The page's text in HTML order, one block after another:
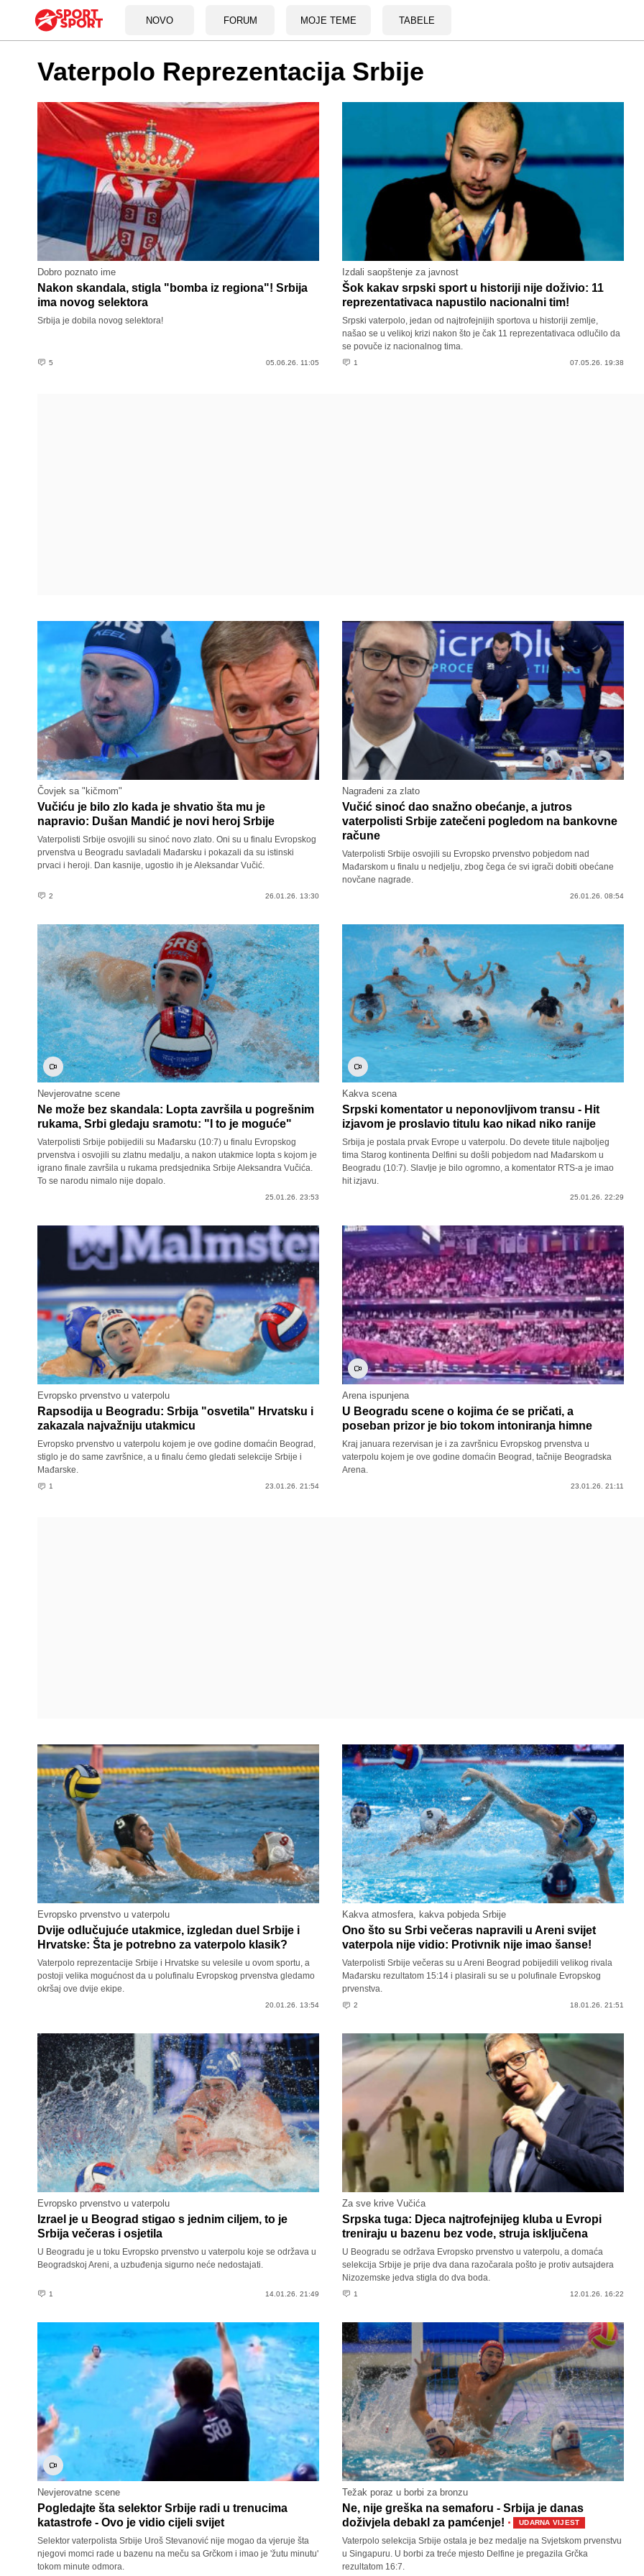
NOVO FORUM MOJE TEME TABELE
Vaterpolo Reprezentacija Srbije
Dobro poznato ime
Nakon skandala, stigla "bomba iz regiona"! Srbija
ima novog selektora
Srbija je dobila novog selektora!
5 05.06.26. 11:05
Izdali saopštenje za javnost
Šok kakav srpski sport u historiji nije doživio: 11
reprezentativaca napustilo nacionalni tim!
Srpski vaterpolo, jedan od najtrofejnijih sportova u historiji zemlje,
našao se u velikoj krizi nakon što je čak 11 reprezentativaca odlučilo da
se povuče iz nacionalnog tima.
1 07.05.26. 19:38
Čovjek sa "kičmom"
Vučiću je bilo zlo kada je shvatio šta mu je
napravio: Dušan Mandić je novi heroj Srbije
Vaterpolisti Srbije osvojili su sinoć novo zlato. Oni su u finalu Evropskog
prvenstva u Beogradu savladali Mađarsku i pokazali da su istinski
prvaci i heroji. Dan kasnije, ugostio ih je Aleksandar Vučić.
2 26.01.26. 13:30
Nagrađeni za zlato
Vučić sinoć dao snažno obećanje, a jutros
vaterpolisti Srbije zatečeni pogledom na bankovne
račune
Vaterpolisti Srbije osvojili su Evropsko prvenstvo pobjedom nad
Mađarskom u finalu u nedjelju, zbog čega će svi igrači dobiti obećane
novčane nagrade.
26.01.26. 08:54
Nevjerovatne scene
Ne može bez skandala: Lopta završila u pogrešnim
rukama, Srbi gledaju sramotu: "I to je moguće"
Vaterpolisti Srbije pobijedili su Mađarsku (10:7) u finalu Evropskog
prvenstva i osvojili su zlatnu medalju, a nakon utakmice lopta s kojom je
igrano finale završila u rukama predsjednika Srbije Aleksandra Vučića.
To se narodu nimalo nije dopalo.
25.01.26. 23:53
Kakva scena
Srpski komentator u neponovljivom transu - Hit
izjavom je proslavio titulu kao nikad niko ranije
Srbija je postala prvak Evrope u vaterpolu. Do devete titule najboljeg
tima Starog kontinenta Delfini su došli pobjedom nad Mađarskom u
Beogradu (10:7). Slavlje je bilo ogromno, a komentator RTS-a je imao
hit izjavu.
25.01.26. 22:29
Evropsko prvenstvo u vaterpolu
Rapsodija u Beogradu: Srbija "osvetila" Hrvatsku i
zakazala najvažniju utakmicu
Evropsko prvenstvo u vaterpolu kojem je ove godine domaćin Beograd,
stiglo je do same završnice, a u finalu ćemo gledati selekcije Srbije i
Mađarske.
1 23.01.26. 21:54
Arena ispunjena
U Beogradu scene o kojima će se pričati, a
poseban prizor je bio tokom intoniranja himne
Kraj januara rezervisan je i za završnicu Evropskog prvenstva u
vaterpolu kojem je ove godine domaćin Beograd, tačnije Beogradska
Arena.
23.01.26. 21:11
Evropsko prvenstvo u vaterpolu
Dvije odlučujuće utakmice, izgledan duel Srbije i
Hrvatske: Šta je potrebno za vaterpolo klasik?
Vaterpolo reprezentacije Srbije i Hrvatske su velesile u ovom sportu, a
postoji velika mogućnost da u polufinalu Evropskog prvenstva gledamo
okršaj ove dvije ekipe.
20.01.26. 13:54
Kakva atmosfera, kakva pobjeda Srbije
Ono što su Srbi večeras napravili u Areni svijet
vaterpola nije vidio: Protivnik nije imao šanse!
Vaterpolisti Srbije večeras su u Areni Beograd pobijedili velikog rivala
Mađarsku rezultatom 15:14 i plasirali su se u polufinale Evropskog
prvenstva.
2 18.01.26. 21:51
Evropsko prvenstvo u vaterpolu
Izrael je u Beograd stigao s jednim ciljem, to je
Srbija večeras i osjetila
U Beogradu je u toku Evropsko prvenstvo u vaterpolu koje se održava u
Beogradskoj Areni, a uzbuđenja sigurno neće nedostajati.
1 14.01.26. 21:49
Za sve krive Vučića
Srpska tuga: Djeca najtrofejnijeg kluba u Evropi
treniraju u bazenu bez vode, struja isključena
U Beogradu se održava Evropsko prvenstvo u vaterpolu, a domaća
selekcija Srbije je prije dva dana razočarala pošto je protiv autsajdera
Nizozemske jedva stigla do dva boda.
1 12.01.26. 16:22
Nevjerovatne scene
Pogledajte šta selektor Srbije radi u trenucima
katastrofe - Ovo je vidio cijeli svijet
Selektor vaterpolista Srbije Uroš Stevanović nije mogao da vjeruje šta
njegovi momci rade u bazenu na meču sa Grčkom i imao je 'žutu minutu'
tokom minute odmora.
Težak poraz u borbi za bronzu
Ne, nije greška na semaforu - Srbija je danas
doživjela debakl za pamćenje! · UDARNA VIJEST
Vaterpolo selekcija Srbije ostala je bez medalje na Svjetskom prvenstvu
u Singapuru. U borbi za treće mjesto Delfine je pregazila Grčka
rezultatom 16:7.